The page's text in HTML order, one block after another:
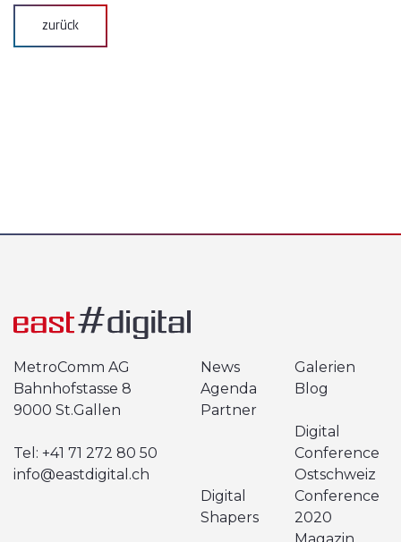
zurück
MetroComm AG
Bahnhofstasse 8
9000 St.Gallen
Tel: +41 71 272 80 50
info@eastdigital.ch
News
Galerien
Agenda
Blog
Partner
Digital
Conference
Ostschweiz
Digital
Shapers
Conference
2020